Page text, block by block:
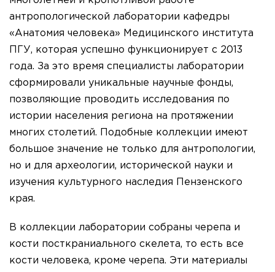
антропологической лаборатории кафедры
«Анатомия человека» Медицинского института
ПГУ, которая успешно функционирует с 2013
года. За это время специалисты лаборатории
сформировали уникальные научные фонды,
позволяющие проводить исследования по
истории населения региона на протяжении
многих столетий. Подобные коллекции имеют
большое значение не только для антропологии,
но и для археологии, исторической науки и
изучения культурного наследия Пензенского
края.
В коллекции лаборатории собраны черепа и
кости посткраниального скелета, то есть все
кости человека, кроме черепа. Эти материалы